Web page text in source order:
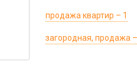
продажа квартир – 1
загородная, продажа –